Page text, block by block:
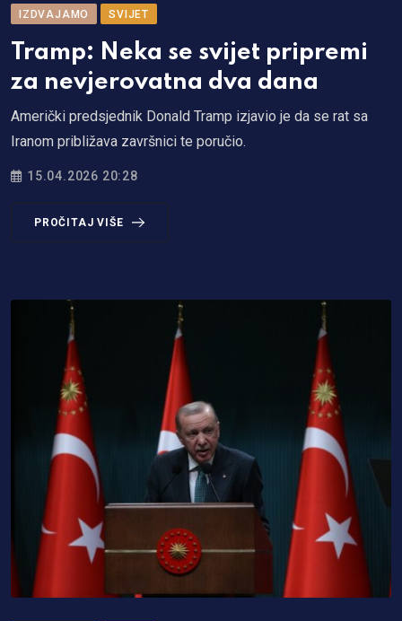
IZDVAJAMO SVIJET
Tramp: Neka se svijet pripremi
za nevjerovatna dva dana
Američki predsjednik Donald Tramp izjavio je da se rat sa
Iranom približava završnici te poručio.
15.04.2026 20:28
PROČITAJ VIŠE